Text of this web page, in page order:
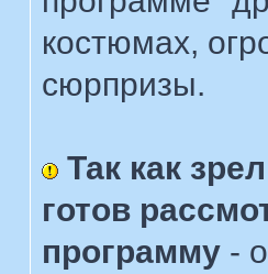
костюмах,
сюрпризы.
Так как
готов
программу -